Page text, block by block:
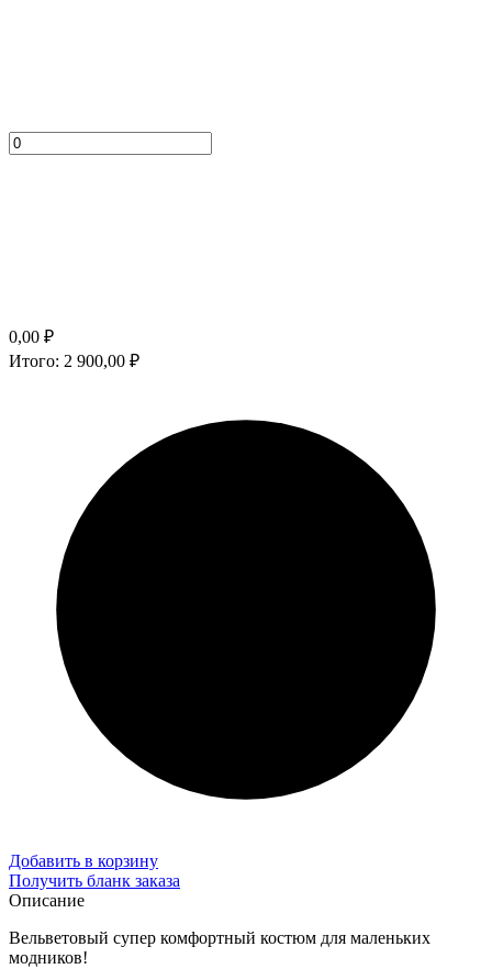
0,00 ₽
Итого: 2 900,00 ₽
Добавить в корзину
Получить бланк заказа
Описание
Вельветовый супер комфортный костюм для маленьких
модников!